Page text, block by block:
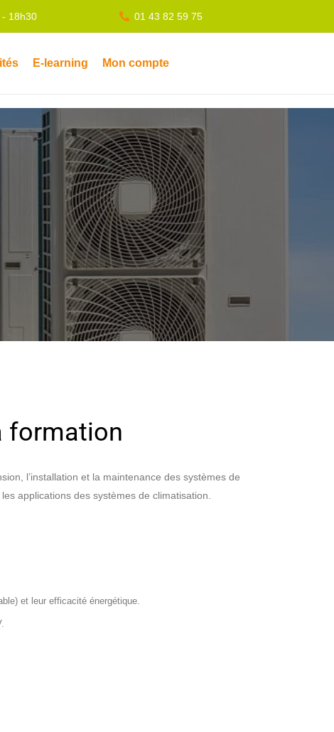
- 18h30 01 43 82 59 75
E-learning Mon compte
formation
l’installation et la maintenance des systèmes de
applications des systèmes de climatisation.
et leur efficacité énergétique.